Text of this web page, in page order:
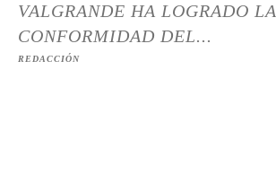
VALGRANDE HA LOGRADO LA
CONFORMIDAD DEL...
REDACCIÓN